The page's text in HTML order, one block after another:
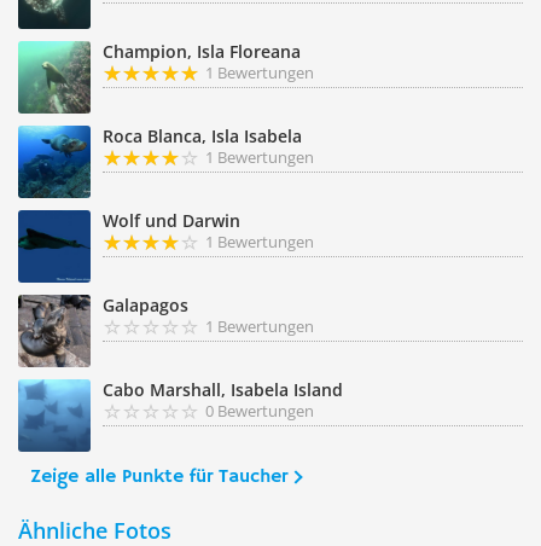
Champion, Isla Floreana
1 Bewertungen
Roca Blanca, Isla Isabela
1 Bewertungen
Wolf und Darwin
1 Bewertungen
Galapagos
1 Bewertungen
Cabo Marshall, Isabela Island
0 Bewertungen
Zeige alle Punkte für Taucher
Ähnliche Fotos